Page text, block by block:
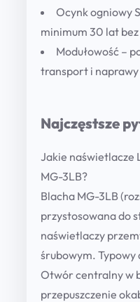
Ocynk ogniowy
minimum 30 lat
Modułowość –
transport i
Najczęstsze
Jakie naświetlacze
MG-3LB?
Blacha MG-3LB
przystosowana do
naświetlaczy
śrubowym.
Otwór centralny w
przepuszczenie